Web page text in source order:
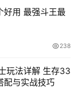
好用 最强斗王最
238
玩法详解 生存33
配与实战技巧